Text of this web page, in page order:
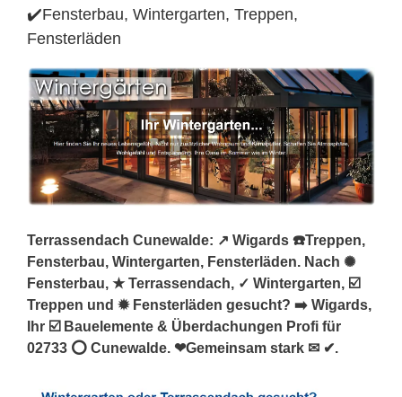
✔️Fensterbau, Wintergarten, Treppen,
Fensterläden
Terrassendach Cunewalde: ↗️ Wigards ☎️Treppen,
Fensterbau, Wintergarten, Fensterläden. Nach ✺
Fensterbau, ★ Terrassendach, ✓ Wintergarten, ☑️
Treppen und ✹ Fensterläden gesucht? ➡️ Wigards,
Ihr ☑️ Bauelemente & Überdachungen Profi für
02733 ⭕ Cunewalde. ❤Gemeinsam stark ✉ ✔.